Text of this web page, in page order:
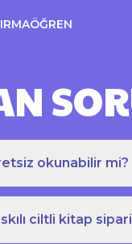
ÖĞREN
okunabilir mi?
ciltli kitap